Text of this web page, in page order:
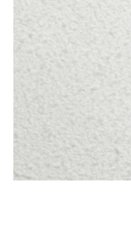
Rucsac
Plic
Saculet
Mov
Visiniu
Maro
Albastru